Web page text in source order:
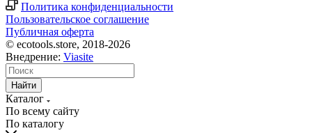
Политика конфиденциальности
Пользовательское соглашение
Публичная оферта
© ecotools.store, 2018-2026
Внедрение: Viasite
Найти
Каталог
По всему сайту
По каталогу